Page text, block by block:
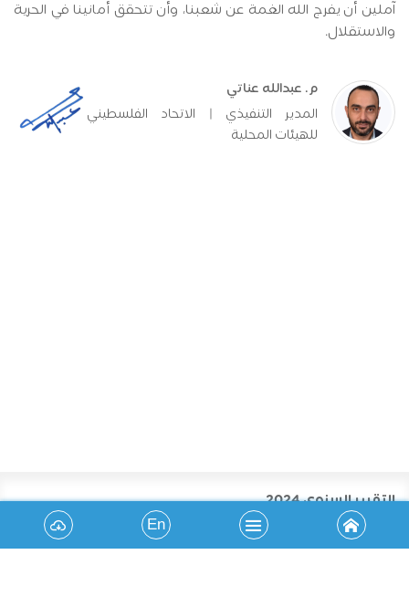
En
آملين أن يفرج الله الغمة عن شعبنا، وأن تتحقق أمانينا في الحرية
والاستقلال.
م. عبدالله عناتي
المدير التنفيذي | الاتحاد الفلسطيني
للهيئات المحلية
التقرير السنوي 2024